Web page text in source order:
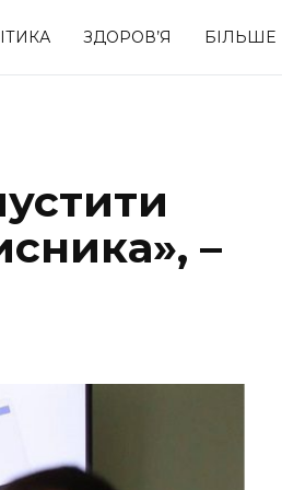
ЗДОРОВ’Я БІЛЬШЕ
–